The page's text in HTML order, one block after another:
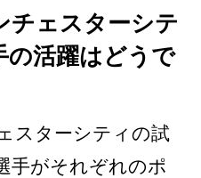
チェスターシテ
の活躍はどうで
スターシティの試
手がそれぞれのポ